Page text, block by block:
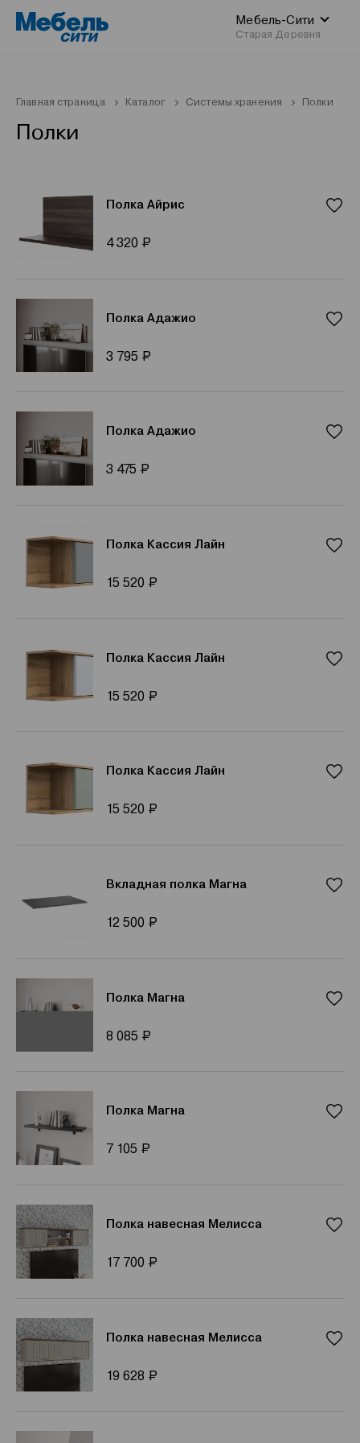
Мебель-Сити
Старая Деревня
Главная страница Каталог Системы хранения Полки
Полки
Полка Айрис
4 320 Р
Полка Адажио
3 795 Р
Полка Адажио
3 475 Р
Полка Кассия Лайн
15 520 Р
Полка Кассия Лайн
15 520 Р
Полка Кассия Лайн
15 520 Р
Вкладная полка Магна
12 500 Р
Полка Магна
8 085 Р
Полка Магна
7 105 Р
Полка навесная Мелисса
17 700 Р
Полка навесная Мелисса
19 628 Р